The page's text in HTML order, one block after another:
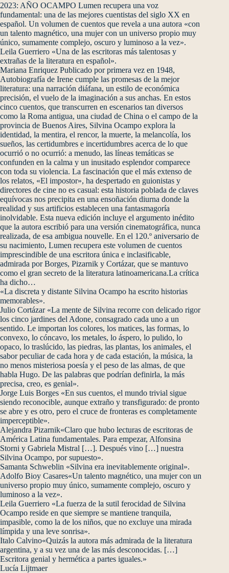
2023: AÑO OCAMPO Lumen recupera una voz
fundamental: una de las mejores cuentistas del siglo XX en
español. Un volumen de cuentos que revela a una autora «con
un talento magnético, una mujer con un universo propio muy
único, sumamente complejo, oscuro y luminoso a la vez».
Leila Guerriero «Una de las escritoras más talentosas y
extrañas de la literatura en español».
Mariana Enriquez Publicado por primera vez en 1948,
Autobiografía de Irene cumple las promesas de la mejor
literatura: una narración diáfana, un estilo de económica
precisión, el vuelo de la imaginación a sus anchas. En estos
cinco cuentos, que transcurren en escenarios tan diversos
como la Roma antigua, una ciudad de China o el campo de la
provincia de Buenos Aires, Silvina Ocampo explora la
identidad, la mentira, el rencor, la muerte, la melancolía, los
sueños, las certidumbres e incertidumbres acerca de lo que
ocurrió o no ocurrió: a menudo, las líneas temáticas se
confunden en la calma y un inusitado esplendor comparece
con toda su violencia. La fascinación que el más extenso de
los relatos, «El impostor», ha despertado en guionistas y
directores de cine no es casual: esta historia poblada de claves
equívocas nos precipita en una ensoñación diurna donde la
realidad y sus artificios establecen una fantasmagoría
inolvidable. Esta nueva edición incluye el argumento inédito
que la autora escribió para una versión cinematográfica, nunca
realizada, de esa ambigua nouvelle. En el 120.º aniversario de
su nacimiento, Lumen recupera este volumen de cuentos
imprescindible de una escritora única e inclasificable,
admirada por Borges, Pizarnik y Cortázar, que se mantuvo
como el gran secreto de la literatura latinoamericana.La crítica
ha dicho…
«La discreta y distante Silvina Ocampo ha escrito historias
memorables».
Julio Cortázar «La mente de Silvina recorre con delicado rigor
los cinco jardines del Adone, consagrado cada uno a un
sentido. Le importan los colores, los matices, las formas, lo
convexo, lo cóncavo, los metales, lo áspero, lo pulido, lo
opaco, lo traslúcido, las piedras, las plantas, los animales, el
sabor peculiar de cada hora y de cada estación, la música, la
no menos misteriosa poesía y el peso de las almas, de que
habla Hugo. De las palabras que podrían definirla, la más
precisa, creo, es genial».
Jorge Luis Borges «En sus cuentos, el mundo trivial sigue
siendo reconocible, aunque extraño y transfigurado: de pronto
se abre y es otro, pero el cruce de fronteras es completamente
imperceptible».
Alejandra Pizarnik«Claro que hubo lecturas de escritoras de
América Latina fundamentales. Para empezar, Alfonsina
Storni y Gabriela Mistral […]. Después vino […] nuestra
Silvina Ocampo, por supuesto».
Samanta Schweblin «Silvina era inevitablemente original».
Adolfo Bioy Casares«Un talento magnético, una mujer con un
universo propio muy único, sumamente complejo, oscuro y
luminoso a la vez».
Leila Guerriero «La fuerza de la sutil ferocidad de Silvina
Ocampo reside en que siempre se mantiene tranquila,
impasible, como la de los niños, que no excluye una mirada
límpida y una leve sonrisa».
Italo Calvino«Quizás la autora más admirada de la literatura
argentina, y a su vez una de las más desconocidas. […]
Escritora genial y hermética a partes iguales.»
Lucía Lijtmaer